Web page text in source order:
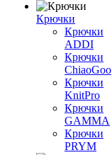
Крючки
Крючки
ADDI
Крючки
ChiaoGoo
Крючки
KnitPro
Крючки
GAMMA
Крючки
PRYM